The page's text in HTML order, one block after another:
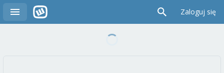
Zaloguj się